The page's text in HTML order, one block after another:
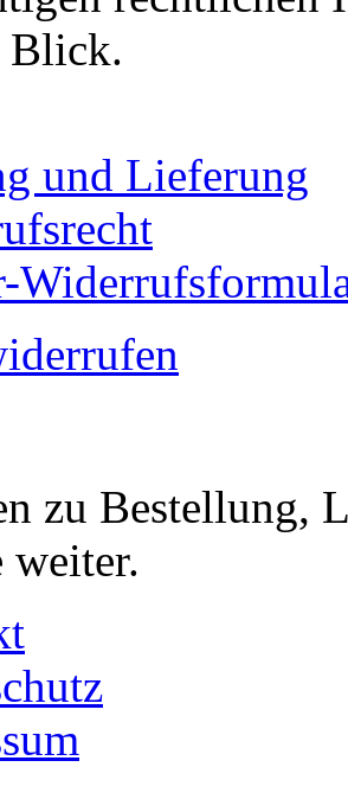
Blick.
und Lieferung
zu Bestellung,
weiter.